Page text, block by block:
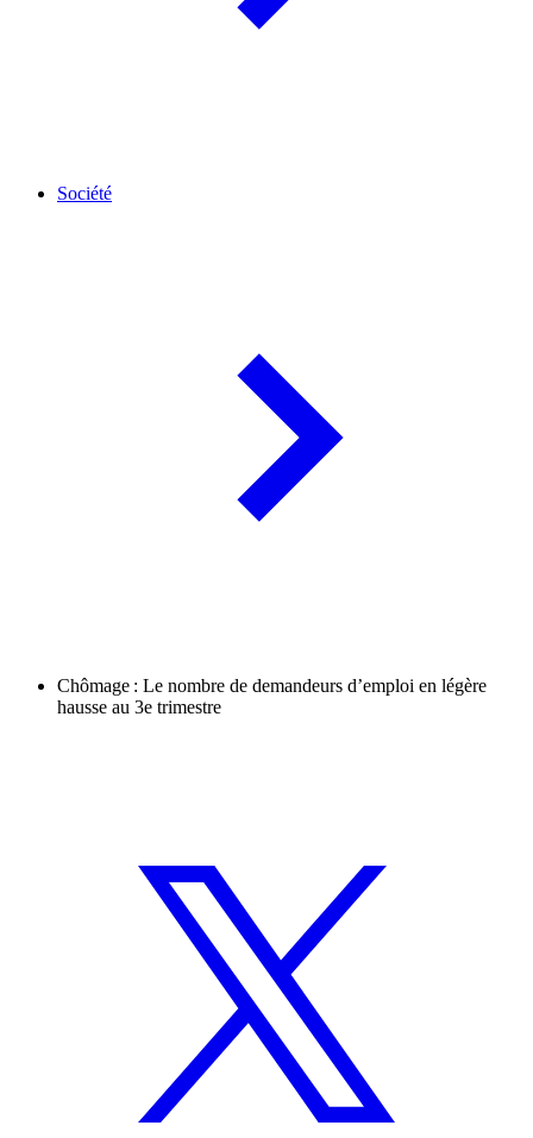
Société
Chômage : Le nombre de demandeurs d’emploi en légère
hausse au 3e trimestre